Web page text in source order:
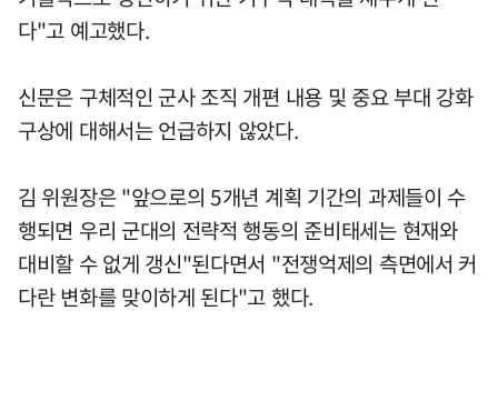
다"고 예고했다.
신문은 구체적인 군사 조직 개편 내용 및 중요 부대 강화
구상에 대해서는 언급하지 않았다.
김 위원장은 "앞으로의 5개년 계획 기간의 과제들이 수
행되면 우리 군대의 전략적 행동의 준비태세는 현재와
대비할 수 없게 갱신"된다면서 "전쟁억제의 측면에서 커
다란 변화를 맞이하게 된다"고 했다.